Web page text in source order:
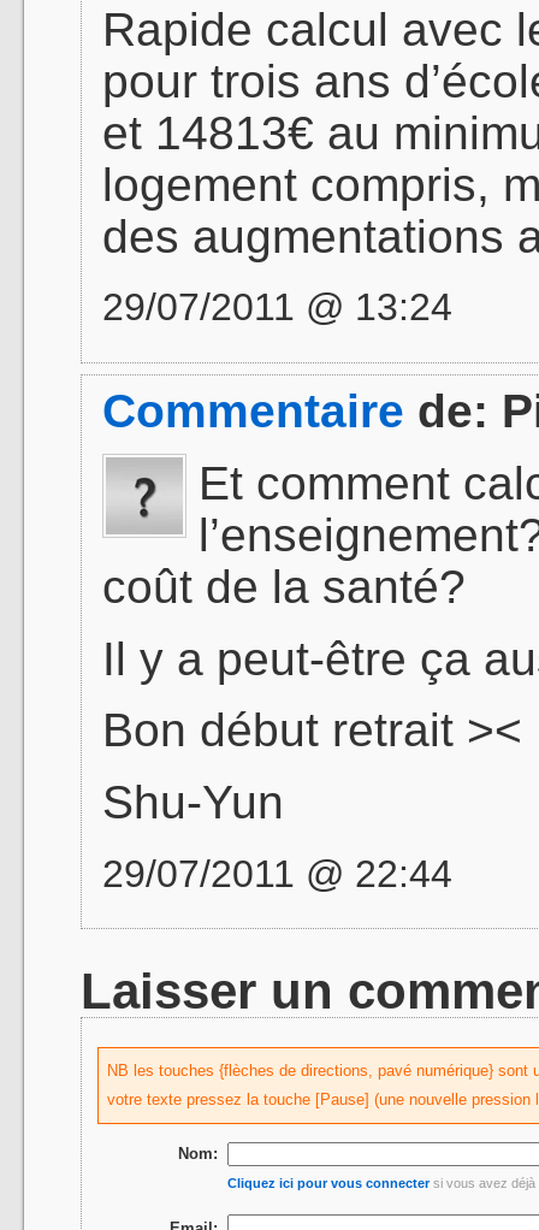
Rapide calcul avec
pour trois ans
et 14813€ au
logement compris,
des augmentations
29/07/2011 @ 13:24
Commentaire de:
Et comment
coût de la santé?
Il y a peut-être ça
Bon début retrait ><
Shu-Yun
29/07/2011 @ 22:44
Laisser un
NB les touches {flèches de directions, pavé numérique}
votre texte pressez la touche [Pause] (une nouvelle pression
Nom:
Cliquez ici pour vous connectersi vous avez déjà